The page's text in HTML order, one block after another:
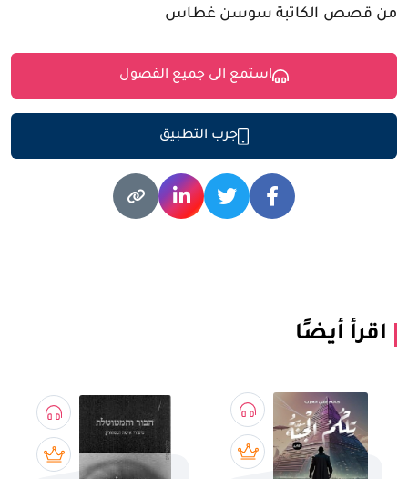
من قصص الكاتبة سوسن غطاس
استمع الى جميع الفصول
جرب التطبيق
اقرأ أيضًا